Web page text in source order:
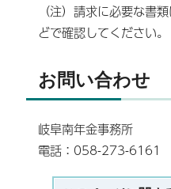
（注）請求に必要な書
どで確認してください。
お問い合わせ
岐阜南年金事務所
電話：058-273-6161